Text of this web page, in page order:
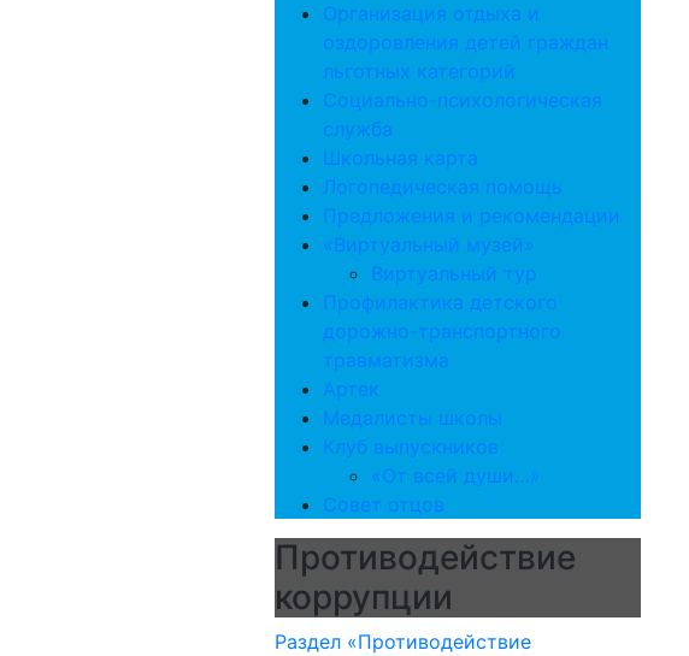
Организация отдыха и
оздоровления детей граждан
льготных категорий
Социально-психологическая
служба
Школьная карта
Логопедическая помощь
Предложения и рекомендации
«Виртуальный музей»
Виртуальный тур
Профилактика детского
дорожно-транспортного
травматизма
Артек
Медалисты школы
Клуб выпускников
«От всей души…»
Совет отцов
Противодействие
коррупции
Раздел «Противодействие